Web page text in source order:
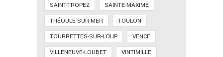
SAINT-TROPEZ
SAINTE-MAXIME
THÉOULE-SUR-MER
TOULON
TOURRETTES-SUR-LOUP
VENCE
VILLENEUVE-LOUBET
VINTIMILLE